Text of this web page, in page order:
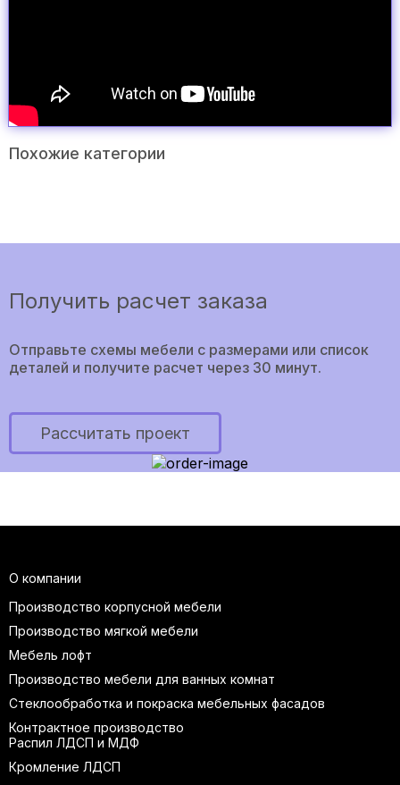
Похожие категории
Получить расчет заказа
Отправьте схемы мебели с размерами или список
деталей и получите расчет через 30 минут.
Рассчитать проект
О компании
Производство корпусной мебели
Производство мягкой мебели
Мебель лофт
Производство мебели для ванных комнат
Стеклообработка и покраска мебельных фасадов
Контрактное производство
Распил ЛДСП и МДФ
Кромление ЛДСП